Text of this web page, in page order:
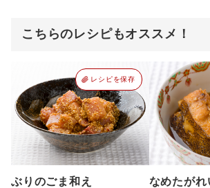
こちらのレシピもオススメ！
レシピを保存
ぶりのごま和え なめたがれ